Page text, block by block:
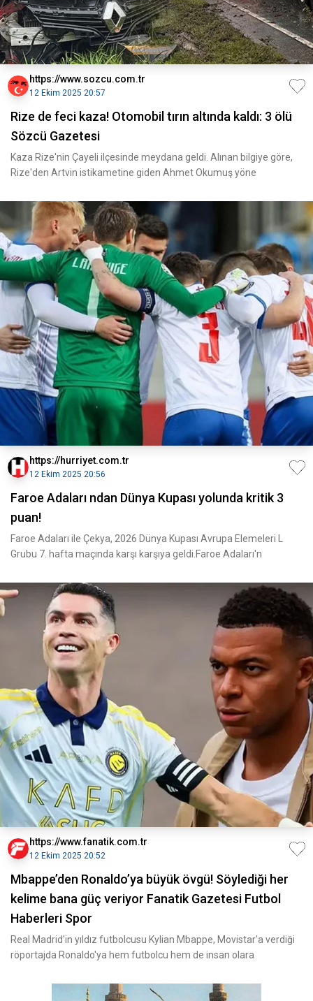
https://www.sozcu.com.tr
12 Ekim 2025 20:57
Rize de feci kaza! Otomobil tırın altında kaldı: 3 ölü
Sözcü Gazetesi
Kaza Rize'nin Çayeli ilçesinde meydana geldi. Alınan bilgiye göre,
Rize'den Artvin istikametine giden Ahmet Okumuş yöne
https://hurriyet.com.tr
12 Ekim 2025 20:56
Faroe Adaları ndan Dünya Kupası yolunda kritik 3
puan!
Faroe Adaları ile Çekya, 2026 Dünya Kupası Avrupa Elemeleri L
Grubu 7. hafta maçında karşı karşıya geldi.Faroe Adaları'n
https://www.fanatik.com.tr
12 Ekim 2025 20:52
Mbappe’den Ronaldo’ya büyük övgü! Söylediği her
kelime bana güç veriyor Fanatik Gazetesi Futbol
Haberleri Spor
Real Madrid'in yıldız futbolcusu Kylian Mbappe, Movistar'a verdiği
röportajda Ronaldo'ya hem futbolcu hem de insan olara